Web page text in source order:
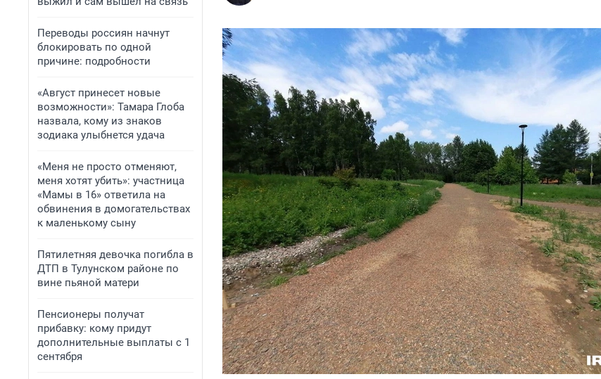
Переводы россиян начнут
блокировать по одной
причине: подробности
«Август принесет новые
возможности»: Тамара Глоба
назвала, кому из знаков
зодиака улыбнется удача
«Меня не просто отменяют,
меня хотят убить»: участница
«Мамы в 16» ответила на
обвинения в домогательствах
к маленькому сыну
Пятилетняя девочка погибла в
ДТП в Тулунском районе по
вине пьяной матери
Пенсионеры получат
прибавку: кому придут
дополнительные выплаты с 1
сентября